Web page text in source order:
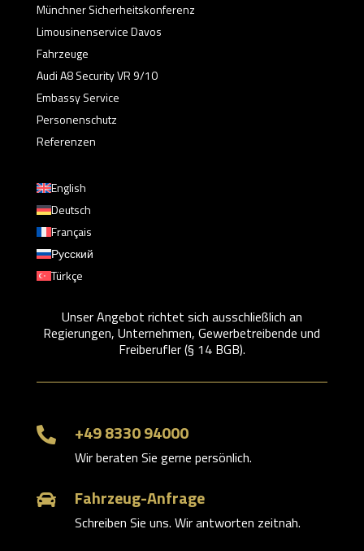
Münchner Sicherheitskonferenz
Limousinenservice Davos
Fahrzeuge
Audi A8 Security VR 9/10
Embassy Service
Personenschutz
Referenzen
English
Deutsch
Français
Русский
Türkçe
Unser Angebot richtet sich ausschließlich an
Regierungen, Unternehmen, Gewerbetreibende und
Freiberufler (§ 14 BGB).
 +49 8330 94000
Wir beraten Sie gerne persönlich.
 Fahrzeug-Anfrage
Schreiben Sie uns. Wir antworten zeitnah.